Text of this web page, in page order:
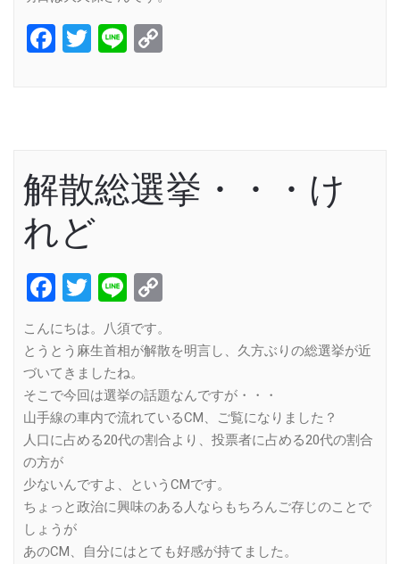
Facebook
Twitter
Line
解散総選挙・・・け
れど
Facebook
Twitter
Line
こんにちは。八須です。
とうとう麻生首相が解散を明言し、久方ぶりの総選挙が近
づいてきましたね。
そこで今回は選挙の話題なんですが・・・
山手線の車内で流れているCM、ご覧になりました？
人口に占める20代の割合より、投票者に占める20代の割合
の方が
少ないんですよ、というCMです。
ちょっと政治に興味のある人ならもちろんご存じのことで
しょうが
あのCM、自分にはとても好感が持てました。